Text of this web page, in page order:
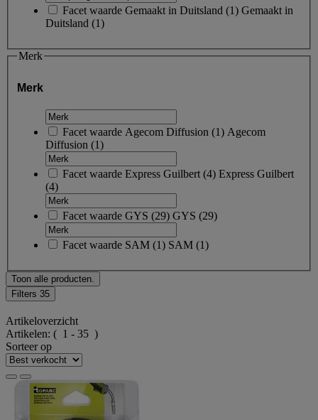
Facet waarde Gemaakt in Duitsland (1) Gemaakt in
Duitsland (1)
Merk
Merk
Facet waarde Agecom Diffusion (1) Agecom
Diffusion (1)
Facet waarde Express Guilbert(4) Express Guilbert
(4)
Facet waarde GYS (29) GYS (29)
Facet waarde SAM (1) SAM (1)
Toon alle producten.
Filters 35
Artikeloverzicht
Artikelen: ( 1 - 35 )
Sorteer op